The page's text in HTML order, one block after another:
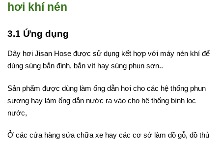
hơi khí nén
3.1 Ứng dụng
Dây hơi Jisan Hose được sử dụng kết hợp với máy nén khí để
dùng súng bắn đinh, bắn vít hay súng phun sơn..
Sản phẩm được dùng làm ống dẫn hơi cho các hệ thống phun
sương hay làm ống dẫn nước ra vào cho hệ thống bình lọc
nước,
Ở các cửa hàng sửa chữa xe hay các cơ sở làm đồ gỗ, đồ thủ